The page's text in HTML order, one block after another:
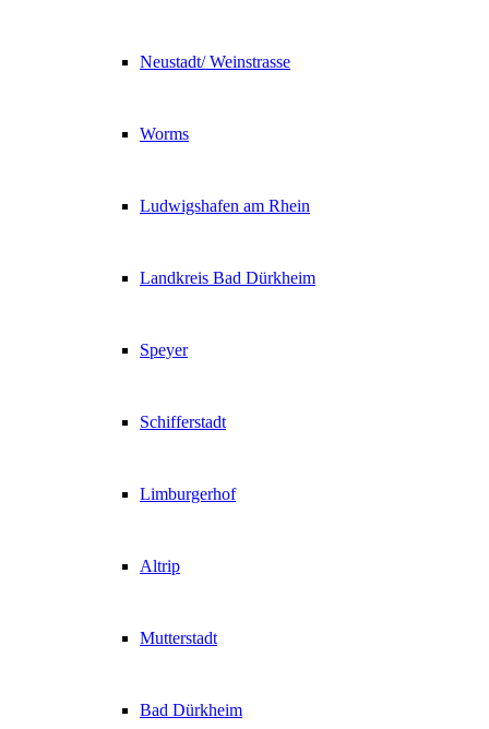
Neustadt/ Weinstrasse
Worms
Ludwigshafen am Rhein
Landkreis Bad Dürkheim
Speyer
Schifferstadt
Limburgerhof
Altrip
Mutterstadt
Bad Dürkheim